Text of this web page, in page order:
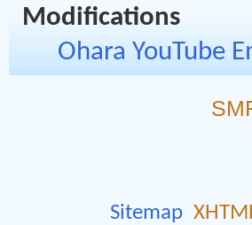
Modifications
Ohara YouTube
Sitemap